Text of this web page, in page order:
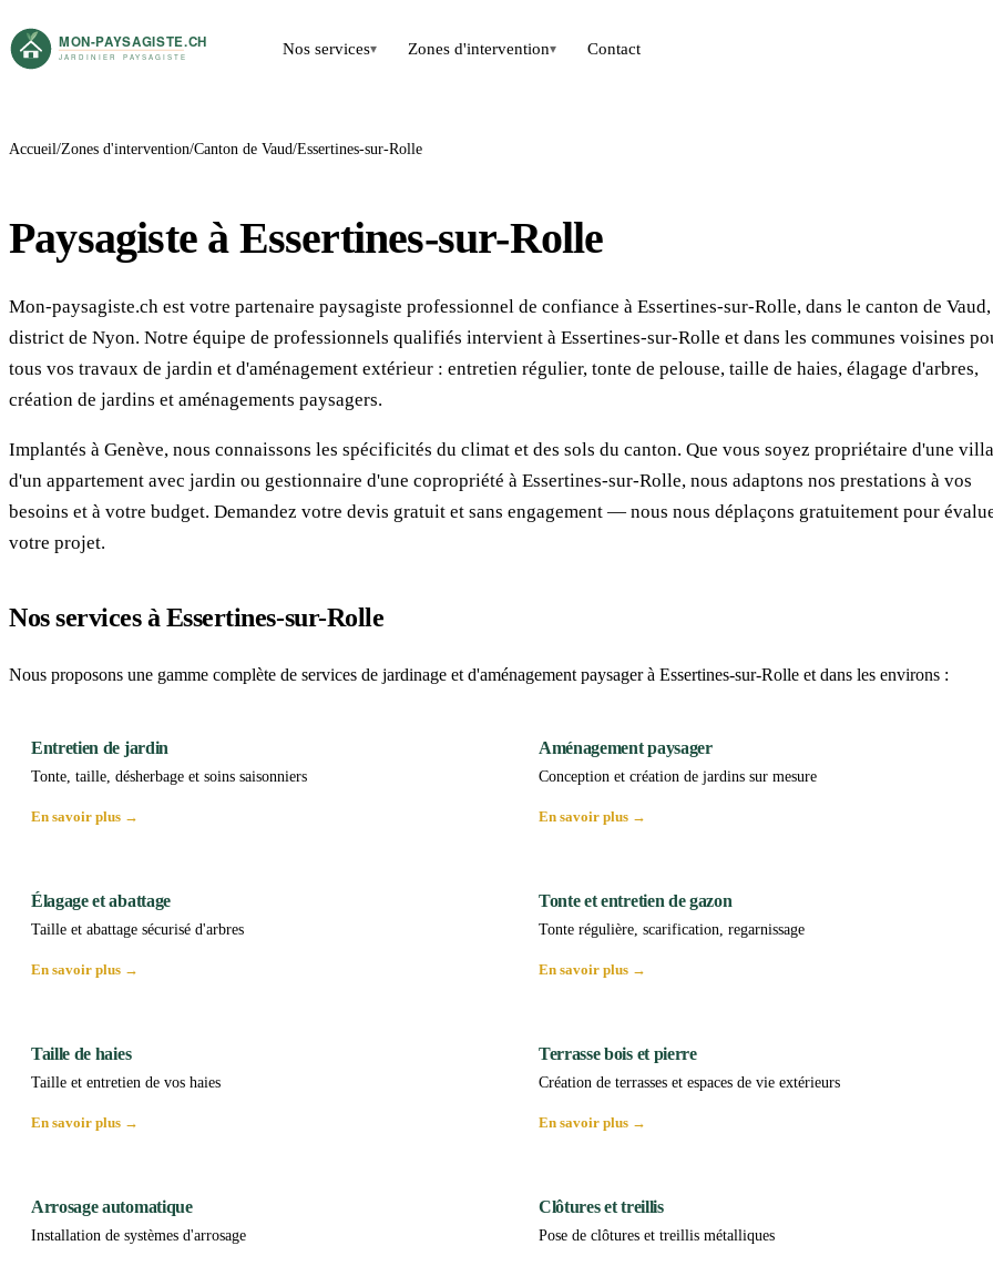
Nos services▾ Zones d'intervention▾ Contact
Accueil Zones d'intervention Canton de Vaud Essertines-sur-Rolle
Paysagiste à Essertines-sur-Rolle
Mon-paysagiste.ch est votre partenaire paysagiste professionnel de confiance à Essertines-sur-Rolle, dans le canton de Vaud,
district de Nyon. Notre équipe de professionnels qualifiés intervient à Essertines-sur-Rolle et dans les communes voisines
tous vos travaux de jardin et d'aménagement extérieur : entretien régulier, tonte de pelouse, taille de haies, élagage d'arbres,
création de jardins et aménagements paysagers.
Implantés à Genève, nous connaissons les spécificités du climat et des sols du canton. Que vous soyez propriétaire d'une
d'un appartement avec jardin ou gestionnaire d'une copropriété à Essertines-sur-Rolle, nous adaptons nos prestations à vos
besoins et à votre budget. Demandez votre devis gratuit et sans engagement — nous nous déplaçons gratuitement pour
votre projet.
Nos services à Essertines-sur-Rolle
Nous proposons une gamme complète de services de jardinage et d'aménagement paysager à Essertines-sur-Rolle et dans les environs :
Entretien de jardin
Tonte, taille, désherbage et soins saisonniers
En savoir plus →
Aménagement paysager
Conception et création de jardins sur mesure
En savoir plus →
Élagage et abattage
Taille et abattage sécurisé d'arbres
En savoir plus →
Tonte et entretien de gazon
Tonte régulière, scarification, regarnissage
En savoir plus →
Taille de haies
Taille et entretien de vos haies
En savoir plus →
Terrasse bois et pierre
Création de terrasses et espaces de vie extérieurs
En savoir plus →
Arrosage automatique
Installation de systèmes d'arrosage
Clôtures et treillis
Pose de clôtures et treillis métalliques